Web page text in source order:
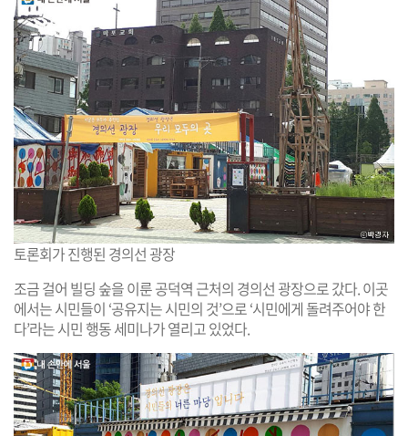
토론회가 진행된 경의선 광장
조금 걸어 빌딩 숲을 이룬 공덕역 근처의 경의선 광장으로 갔다. 이곳
에서는 시민들이 ‘공유지는 시민의 것’으로 ‘시민에게 돌려주어야 한
다’라는 시민 행동 세미나가 열리고 있었다.